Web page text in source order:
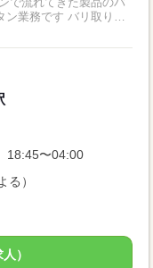
ン業務です バリ取り…
18:45〜04:00
る）
）